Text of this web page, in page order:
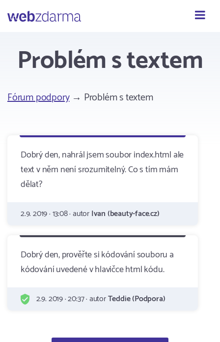
Webzdarma
Problém s textem
Fórum podpory→ Problém s textem
Dobrý den, nahrál jsem soubor index.html ale
text v něm není srozumitelný. Co s tím mám
dělat?
2.9. 2019 · 13:08 · autorIvan (beauty-face.cz)
Dobrý den, prověřte si kódování souboru a
kódování uvedené v hlavičce html kódu.
2.9. 2019 · 20:37 · autorTeddie (Podpora)